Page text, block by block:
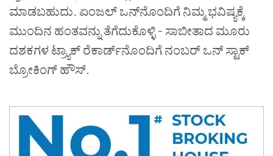
ಮಾಡಬಹುದು. ಏಂಜಲ್ ಒನ್‌ನೊಂದಿಗೆ ನಿಮ್ಮ ಭವಿಷ್ಯಕ್ಕೆ
ಮುಂದಿನ ಹಂತವನ್ನು ತೆಗೆದುಕೊಳ್ಳಿ - ಸಾಬೀತಾದ ಮೂರು
ದಶಕಗಳ ಟ್ರ್ಯಾಕ್ ರೆಕಾರ್ಡ್‌ನೊಂದಿಗೆ ನಂಬರ್ ಒನ್ ಸ್ಟಾಕ್
ಬ್ರೋಕಿಂಗ್ ಹೌಸ್.